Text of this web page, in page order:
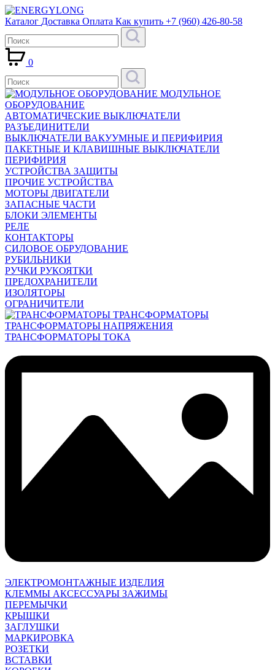
Каталог Доставка Оплата Как купить +7 (960) 426-80-58
0
МОДУЛЬНОЕ
ОБОРУДОВАНИЕ
АВТОМАТИЧЕСКИЕ ВЫКЛЮЧАТЕЛИ
РАЗЪЕДИНИТЕЛИ
ВЫКЛЮЧАТЕЛИ ВАКУУМНЫЕ И ПЕРИФИРИЯ
ПАКЕТНЫЕ И КЛАВИШНЫЕ ВЫКЛЮЧАТЕЛИ
ПЕРИФИРИЯ
УСТРОЙСТВА ЗАЩИТЫ
ПРОЧИЕ УСТРОЙСТВА
МОТОРЫ ДВИГАТЕЛИ
ЗАПАСНЫЕ ЧАСТИ
БЛОКИ ЭЛЕМЕНТЫ
РЕЛЕ
КОНТАКТОРЫ
СИЛОВОЕ ОБРУДОВАНИЕ
РУБИЛЬНИКИ
РУЧКИ РУКОЯТКИ
ПРЕДОХРАНИТЕЛИ
ИЗОЛЯТОРЫ
ОГРАНИЧИТЕЛИ
ТРАНСФОРМАТОРЫ
ТРАНСФОРМАТОРЫ НАПРЯЖЕНИЯ
ТРАНСФОРМАТОРЫ ТОКА
ЭЛЕКТРОМОНТАЖНЫЕ ИЗДЕЛИЯ
КЛЕММЫ АКСЕССУАРЫ ЗАЖИМЫ
ПЕРЕМЫЧКИ
КРЫШКИ
ЗАГЛУШКИ
МАРКИРОВКА
РОЗЕТКИ
ВСТАВКИ